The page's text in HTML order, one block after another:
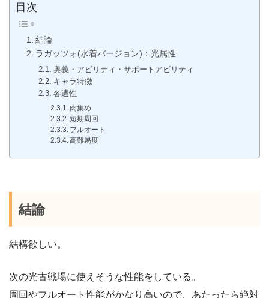
目次
結論
ラガッツォ(水着バージョン)：光属性
奥義・アビリティ・サポートアビリティ
キャラ特徴
各適性
肉集め
短期周回
フルオート
高難易度
結論
結構欲しい。
次の光古戦場に使えそうな性能をしている。
周回やフルオート性能がかなり高いので、あたったら絶対